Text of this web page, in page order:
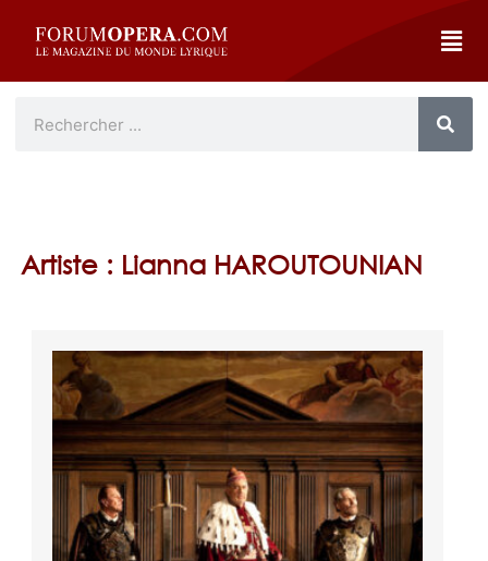
Artiste : Lianna HAROUTOUNIAN